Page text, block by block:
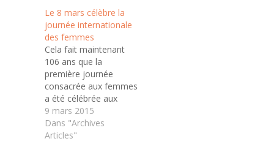
viennent questionner
les inégalités hommes
/ femmes... Comme
thème de la Journée
internationale des
femmes du 8 mars
2017, les Nations
Unies, à l'origine…
Le 8 mars célèbre la
journée internationale
des femmes
Cela fait maintenant
106 ans que la
première journée
consacrée aux femmes
a été célébrée aux
États-Unis, plus
précisément le 28
février 1909, mais c’est
9 mars 2015
Dans "Archives
Articles"